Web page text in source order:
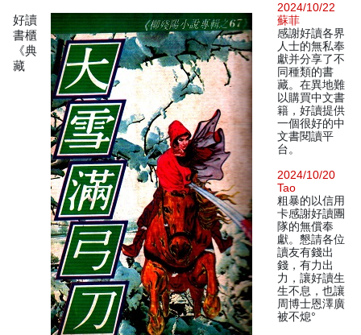
好讀
書櫃
《典
藏
2024/10/22
蘇菲
感謝好讀各界
人士的無私奉
獻并分享了不
同種類的書
藏。在異地難
以購買中文書
籍，好讀提供
一個很好的中
文書閱讀平
台。
2024/10/20
Tao
粗暴的以信用
卡感謝好讀團
隊的無償奉
獻。懇請各位
讀友有錢出
錢，有力出
力，讓好讀生
生不息，也讓
周博士恩澤廣
被不熄°